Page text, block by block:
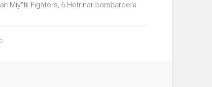
Miy''til Fighters, 6 Hetrinar bombardera